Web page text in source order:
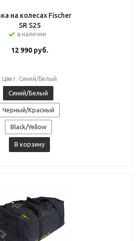
на колесах Fischer
SR S25
в наличии
12 990руб.
Цвет: Синий/Белый
Синий/Белый
Черный/Красный
Black/Yellow
В корзину